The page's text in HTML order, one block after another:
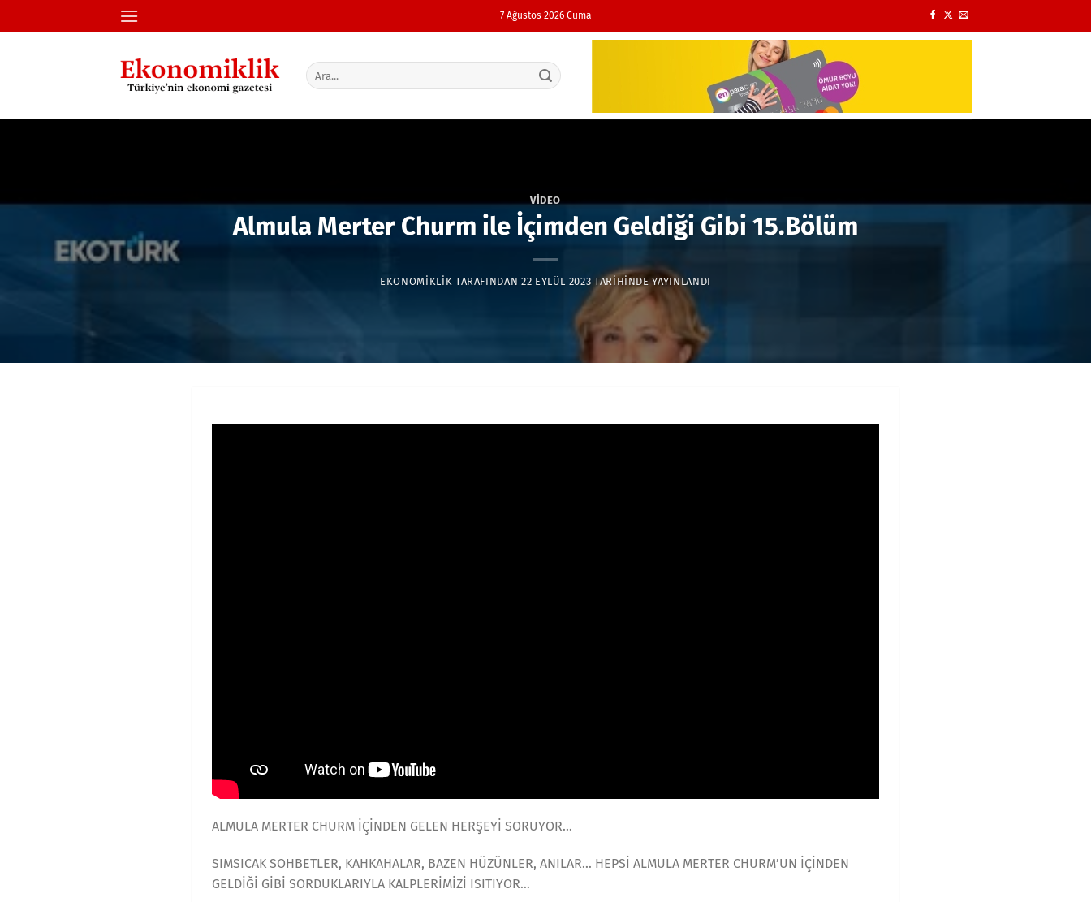
atla
7 Ağustos 2026 Cuma
VIDEO
Almula Merter Churm ile İçimden Geldiği Gibi 15.Bölüm
EKONOMIKLIK TARAFINDAN 22 EYLÜL 2023 TARIHINDE YAYINLANDI
ALMULA MERTER CHURM İÇİNDEN GELEN HERŞEYİ SORUYOR…
SIMSICAK SOHBETLER, KAHKAHALAR, BAZEN HÜZÜNLER, ANILAR… HEPSİ ALMULA MERTER CHURM’UN İÇİNDEN
GELDİĞİ GİBİ SORDUKLARIYLA KALPLERİMİZİ ISITIYOR…